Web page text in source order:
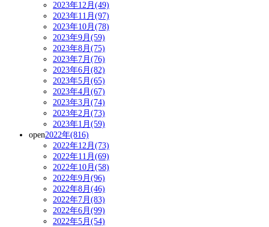
2023年12月(49)
2023年11月(97)
2023年10月(78)
2023年9月(59)
2023年8月(75)
2023年7月(76)
2023年6月(82)
2023年5月(65)
2023年4月(67)
2023年3月(74)
2023年2月(73)
2023年1月(59)
open2022年(816)
2022年12月(73)
2022年11月(69)
2022年10月(58)
2022年9月(96)
2022年8月(46)
2022年7月(83)
2022年6月(99)
2022年5月(54)